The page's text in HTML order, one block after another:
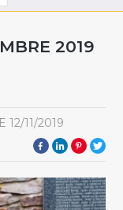
2019
12/11/2019